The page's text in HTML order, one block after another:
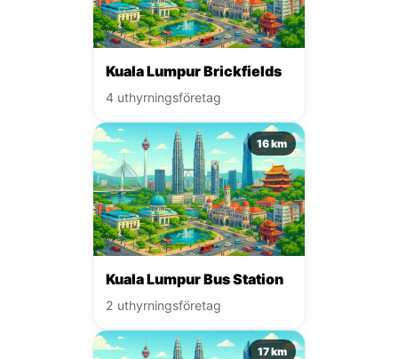
Kuala Lumpur Brickfields
4 uthyrningsföretag
16 km
Kuala Lumpur Bus Station
2 uthyrningsföretag
17 km